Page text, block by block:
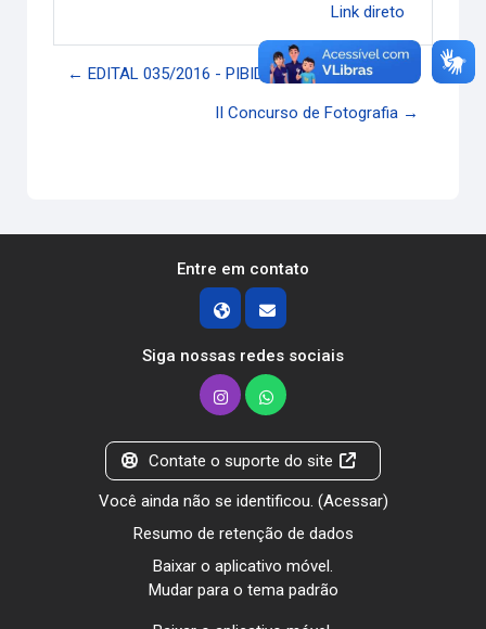
Link direto
← EDITAL 035/2016 - PIBID Matemática
II Concurso de Fotografia →
Entre em contato
Siga nossas redes sociais
Contate o suporte do site
Você ainda não se identificou. (Acessar)
Resumo de retenção de dados
Baixar o aplicativo móvel.
Mudar para o tema padrão